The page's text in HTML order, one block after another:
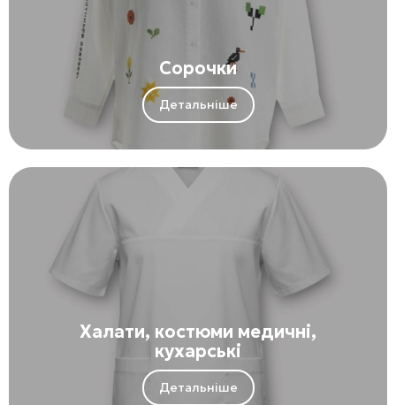
Сорочки
Детальніше
Халати, костюми медичні,
кухарські
Детальніше